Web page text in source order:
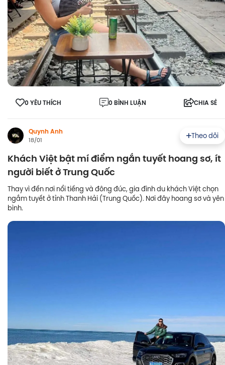
0 YÊU THÍCH 0 BÌNH LUẬN CHIA SẺ
Quynh Anh
18/01
Theo dõi
Khách Việt bật mí điểm ngắn tuyết hoang sơ, ít
người biết ở Trung Quốc
Thay vì đến nơi nổi tiếng và đông đúc, gia đình du khách Việt chọn
ngắm tuyết ở tỉnh Thanh Hải (Trung Quốc). Nơi đây hoang sơ và yên
bình.